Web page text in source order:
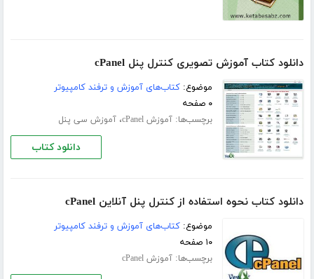
دانلود کتاب آموزش تصویری کنترل پنل cPanel
موضوع:کتاب‌های آموزش و ترفند کامپیوتر
۰ صفحه
برچسب‌ها:آموزش cPanel ،آموزش سی پنل
دانلود کتاب
دانلود کتاب نحوه استفاده از کنترل پنل آنلاین cPanel
موضوع:کتاب‌های آموزش و ترفند کامپیوتر
۱۰ صفحه
برچسب‌ها:آموزش cPanel